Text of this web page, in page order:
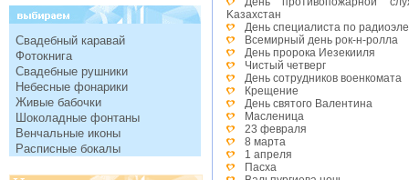
Свадебный каравай
Фотокнига
Свадебные рушники
Небесные фонарики
Живые бабочки
Шоколадные фонтаны
Венчальные иконы
Расписные бокалы
Kазахстан
День специалиста по
Всемирный день рок-н-ролла
День пророка Иезекииля
Чистый четверг
День сотрудников военкомата
Крещение
День святого Валентина
Масленица
23 февраля
8 марта
1 апреля
Пасха